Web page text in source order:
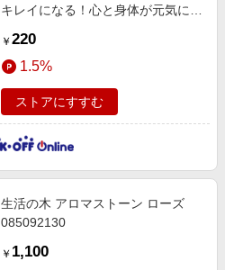
キレイになる！心と身体が元気にな
￥ 220
1.5%
ストアにすすむ
生活の木 アロマストーン ローズ
085092130
￥ 1,100